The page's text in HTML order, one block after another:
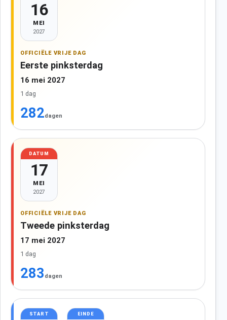
16
MEI
2027
OFFICIËLE VRIJE DAG
Eerste pinksterdag
16 mei 2027
1 dag
282dagen
DATUM
17
MEI
2027
OFFICIËLE VRIJE DAG
Tweede pinksterdag
17 mei 2027
1 dag
283 dagen
START EINDE